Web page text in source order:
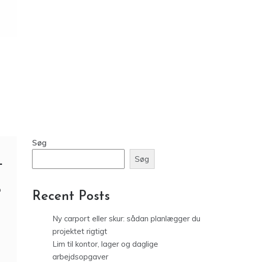
projektet rigtigt
Lim til kontor, lager og daglige
arbejdsopgaver
Stribefri vinduer: derfor virker professionelt